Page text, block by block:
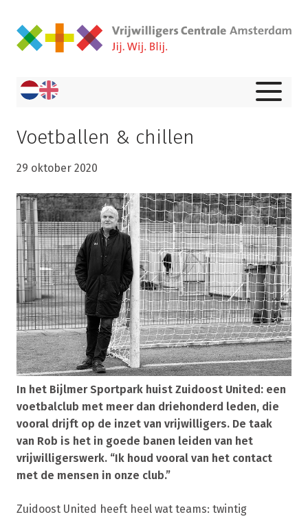
Voetballen & chillen
29 oktober 2020
In het Bijlmer Sportpark huist Zuidoost United: een
voetbalclub met meer dan driehonderd leden, die
vooral drijft op de inzet van vrijwilligers. De taak
van Rob is het in goede banen leiden van het
vrijwilligerswerk. “Ik houd vooral van het contact
met de mensen in onze club.”
Zuidoost United heeft heel wat teams: twintig